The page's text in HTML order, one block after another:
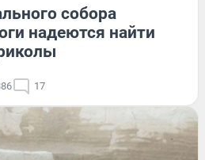
собора
надеются найти
17